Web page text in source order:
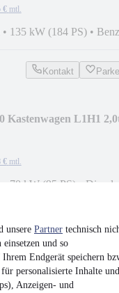
unsere Partner technisch
und so
Endgerät speichern
personalisierte Inhalte und
Anzeigen- und
€ mtl.
• 135 kW (184 PS) •
Kontakt
Kastenwagen L1H1
€ mtl.
70 kW (95 PS) Diesel